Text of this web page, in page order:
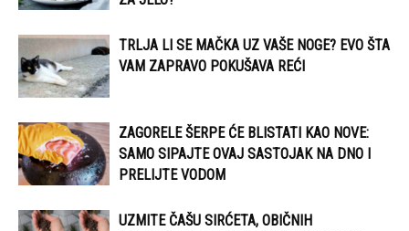
TRLJA LI SE MAČKA UZ VAŠE NOGE? EVO ŠTA
VAM ZAPRAVO POKUŠAVA REĆI
ZAGORELE ŠERPE ĆE BLISTATI KAO NOVE:
SAMO SIPAJTE OVAJ SASTOJAK NA DNO I
PRELIJTE VODOM
UZMITE ČAŠU SIRĆETA, OBIČNIH